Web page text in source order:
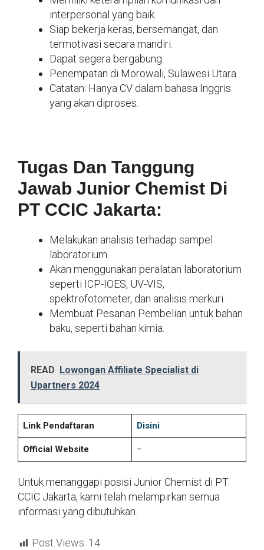
interpersonal yang baik.
Siap bekerja keras, bersemangat, dan
termotivasi secara mandiri.
Dapat segera bergabung.
Penempatan di Morowali, Sulawesi Utara.
Catatan: Hanya CV dalam bahasa Inggris
yang akan diproses.
Tugas Dan Tanggung
Jawab Junior Chemist Di
PT CCIC Jakarta:
Melakukan analisis terhadap sampel
laboratorium.
Akan menggunakan peralatan laboratorium
seperti ICP-IOES, UV-VIS,
spektrofotometer, dan analisis merkuri.
Membuat Pesanan Pembelian untuk bahan
baku, seperti bahan kimia.
READ Lowongan Affiliate Specialist di
Upartners 2024
Link Pendaftaran Disini
Official Website –
Untuk menanggapi posisi Junior Chemist di PT
CCIC Jakarta, kami telah melampirkan semua
informasi yang dibutuhkan.
Post Views: 14